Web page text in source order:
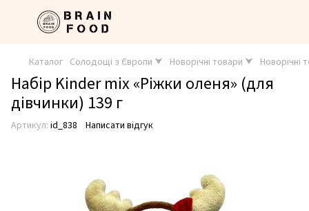
Каталог Солодощі з Європи ⮟ Новорічні товари ⮟ Новорічні
Набір Kinder mix «Ріжки оленя» (для
дівчинки) 139 г
Артикул: id_838 Написати відгук